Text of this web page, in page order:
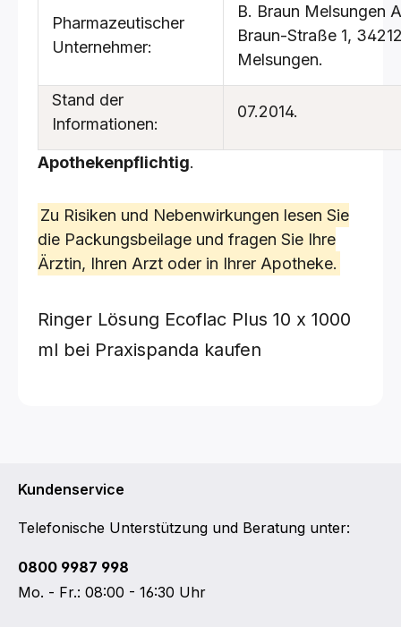
Pharmazeutischer
Unternehmer:
B. Braun Melsungen
Braun-Straße 1,
Melsungen.
Stand der
Informationen:
07.2014.
Apothekenpflichtig.
Zu Risiken und Nebenwirkungen lesen Sie
die Packungsbeilage und fragen Sie Ihre
Ärztin, Ihren Arzt oder in Ihrer Apotheke.
Ringer Lösung Ecoflac Plus 10 x 1000
ml bei Praxispanda kaufen
Kundenservice
Telefonische Unterstützung und Beratung unter:
0800 9987 998
Mo. - Fr.: 08:00 - 16:30 Uhr